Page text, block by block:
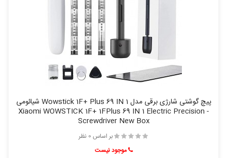
پیچ گوشتی شارژی برقی مدل Wowstick 1F+ Plus 69 IN 1 شیائومی
- Xiaomi WOWSTICK 1F+ 1FPlus 69 IN 1 Electric Precision
Screwdriver New Box
بر اساس 0 نظر
موجود نیست